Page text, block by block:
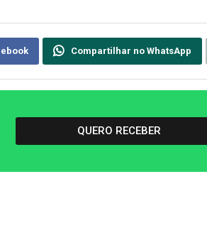
Compartilhar no WhatsApp
QUERO RECEBER